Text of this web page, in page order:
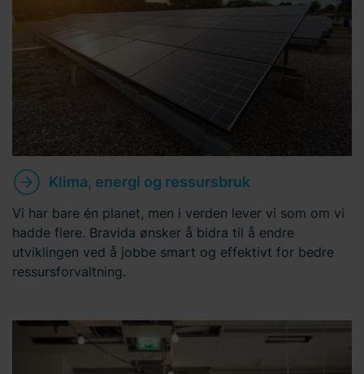
Klima, energi og ressursbruk
Vi har bare én planet, men i verden lever vi som om vi
hadde flere. Bravida ønsker å bidra til å endre
utviklingen ved å jobbe smart og effektivt for bedre
ressursforvaltning.